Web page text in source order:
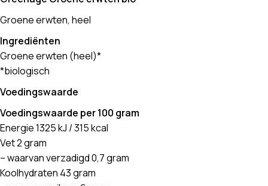
Groene erwten, heel
Ingrediënten
Groene erwten (heel)*
*biologisch
Voedingswaarde
Voedingswaarde per 100 gram
Energie 1325 kJ / 315 kcal
Vet 2 gram
– waarvan verzadigd 0,7 gram
Koolhydraten 43 gram